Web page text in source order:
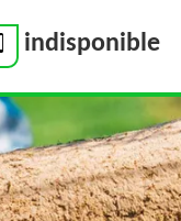
indisponible